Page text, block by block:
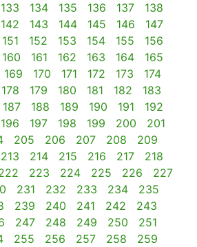
133 134 135 136 137
138
142 143 144 145 146
147
151 152 153 154 155
156
160 161 162 163 164
165
169 170 171 172 173
174
178 179 180 181 182
183
187 188 189 190 191
192
196 197 198 199 200
201
205 206 207 208
209
213 214 215 216 217
218
223 224 225 226
227
231 232 233 234
235
239 240 241 242
243
247 248 249 250
251
255 256 257 258
259